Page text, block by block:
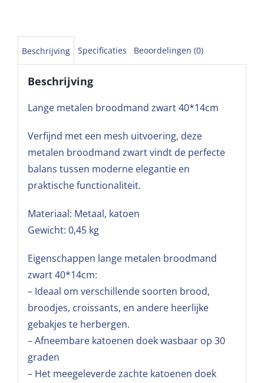
Beschrijving Specificaties Beoordelingen (0)
Beschrijving
Lange metalen broodmand zwart 40*14cm
Verfijnd met een mesh uitvoering, deze
metalen broodmand zwart vindt de perfecte
balans tussen moderne elegantie en
praktische functionaliteit.
Materiaal: Metaal, katoen
Gewicht: 0,45 kg
Eigenschappen lange metalen broodmand
zwart 40*14cm:
– Ideaal om verschillende soorten brood,
broodjes, croissants, en andere heerlijke
gebakjes te herbergen.
– Afneembare katoenen doek wasbaar op 30
graden
– Het meegeleverde zachte katoenen doek